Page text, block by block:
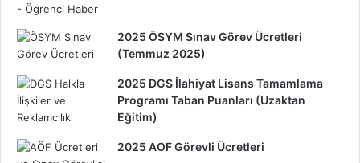
2025 ÖSYM Sınav Görev Ücretleri
(Temmuz 2025)
2025 DGS İlahiyat Lisans Tamamlama
Programı Taban Puanları (Uzaktan
Eğitim)
2025 AOF Görevli Ücretleri